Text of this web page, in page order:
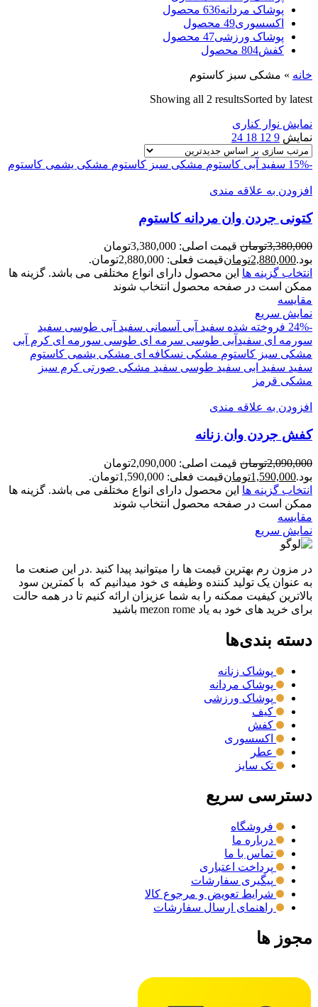
پوشاک مردانه636 محصول
اکسسوری49 محصول
پوشاک ورزشی47 محصول
کفش804 محصول
خانه » مشکی سبز کاستوم
Showing all 2 resultsSorted by latest
نمایش نوار کناری
نمایش 9
12
18
24
-15% سفید آبی کاستوم مشکی سبز کاستوم مشکی یشمی کاستوم
افزودن به علاقه مندی
کتونی جردن وان مردانه کاستوم
3,380,000تومان
قیمت اصلی: 3,380,000تومان
بود.2,880,000تومانقیمت فعلی: 2,880,000تومان.
انتخاب گزینه ها این محصول دارای انواع مختلفی می باشد. گزینه ها
ممکن است در صفحه محصول انتخاب شوند
مقايسه
نمایش سریع
-24%
فروخته شده سفید آبی آسمانی سفید آبی طوسی سفید
سورمه ای سفیدآبی طوسی سرمه ای طوسی سورمه ای کرم آبی
مشکی سبز کاستوم مشکی نسکافه ای مشکی یشمی کاستوم
سفید سفید ابی سفید طوسی سفید مشکی صورتی کرم سبز
مشکی قرمز
افزودن به علاقه مندی
کفش جردن وان زنانه
2,090,000تومان
قیمت اصلی: 2,090,000تومان
بود.1,590,000تومانقیمت فعلی: 1,590,000تومان.
انتخاب گزینه ها این محصول دارای انواع مختلفی می باشد. گزینه ها
ممکن است در صفحه محصول انتخاب شوند
مقايسه
نمایش سریع
در مزون رم بهترین قیمت ها را میتوانید پیدا کنید .در این صنعت ما
به عنوان یک تولید کننده وظیفه ی خود میدانیم که با کمترین سود
بالاترین کیفیت ممکنه را به شما عزیزان ارائه کنیم تا در همه حالت
برای خرید های خود به یاد mezon rome باشید
دسته بندی‌ها
پوشاک زنانه
پوشاک مردانه
پوشاک ورزشی
کیف
کفش
اکسسوری
عطر
تک سایز
دسترسی سریع
فروشگاه
درباره ما
تماس با ما
پرداخت اعتباری
پیگیری سفارشات
شرایط تعویض و مرجوع کالا
راهنمای ارسال سفارشات
مجوز ها